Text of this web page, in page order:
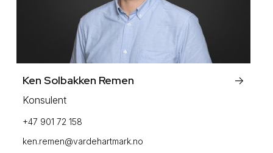
Ken Solbakken Remen
Konsulent
->
+47 901 72 158
ken.remen@vardehartmark.no